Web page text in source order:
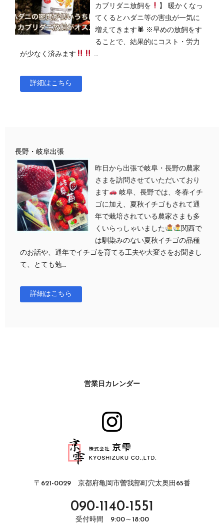
カブリダニ放飼を
】 暖かくなっ
てくるとハダニ等の害虫が一気に
増えてきます🕷 ※早めの放飼をす
ることで、結果的にコスト・労力
が少なく済みます
…
詳細はこちら
長野・岐阜出張
昨日から出張で岐阜・長野の農家
さまを訪問させていただいており
ます
岐阜、長野では、冬春イチ
ゴに加え、夏秋イチゴもされて通
年で栽培されている農家さまも多
くいらっしゃいました
関西で
は馴染みのない夏秋イチゴの品種
のお話や、通年でイチゴを育てる工夫や大変さをお聞きし
て、とても勉…
詳細はこちら
営業日カレンダー
〒621-0029 京都府亀岡市曽我部町穴太奥田65番
090-1140-1551
受付時間 9:00～18:00